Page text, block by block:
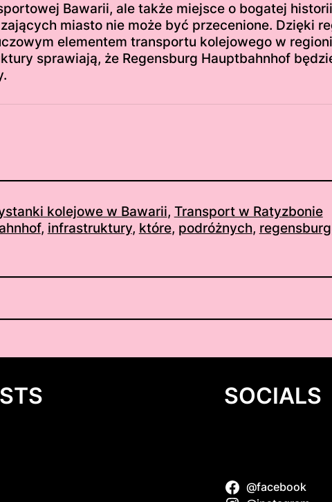
Bawarii, ale także miejsce o bogatej
miasto nie może być przecenione. Dzięki
elementem transportu kolejowego w
sprawiają, że Regensburg Hauptbahnhof
kolejowe w Bawarii, Transport w Ratyzbonie
, infrastruktury, które, podróżnych, regensburg
SOCIALS
@facebook